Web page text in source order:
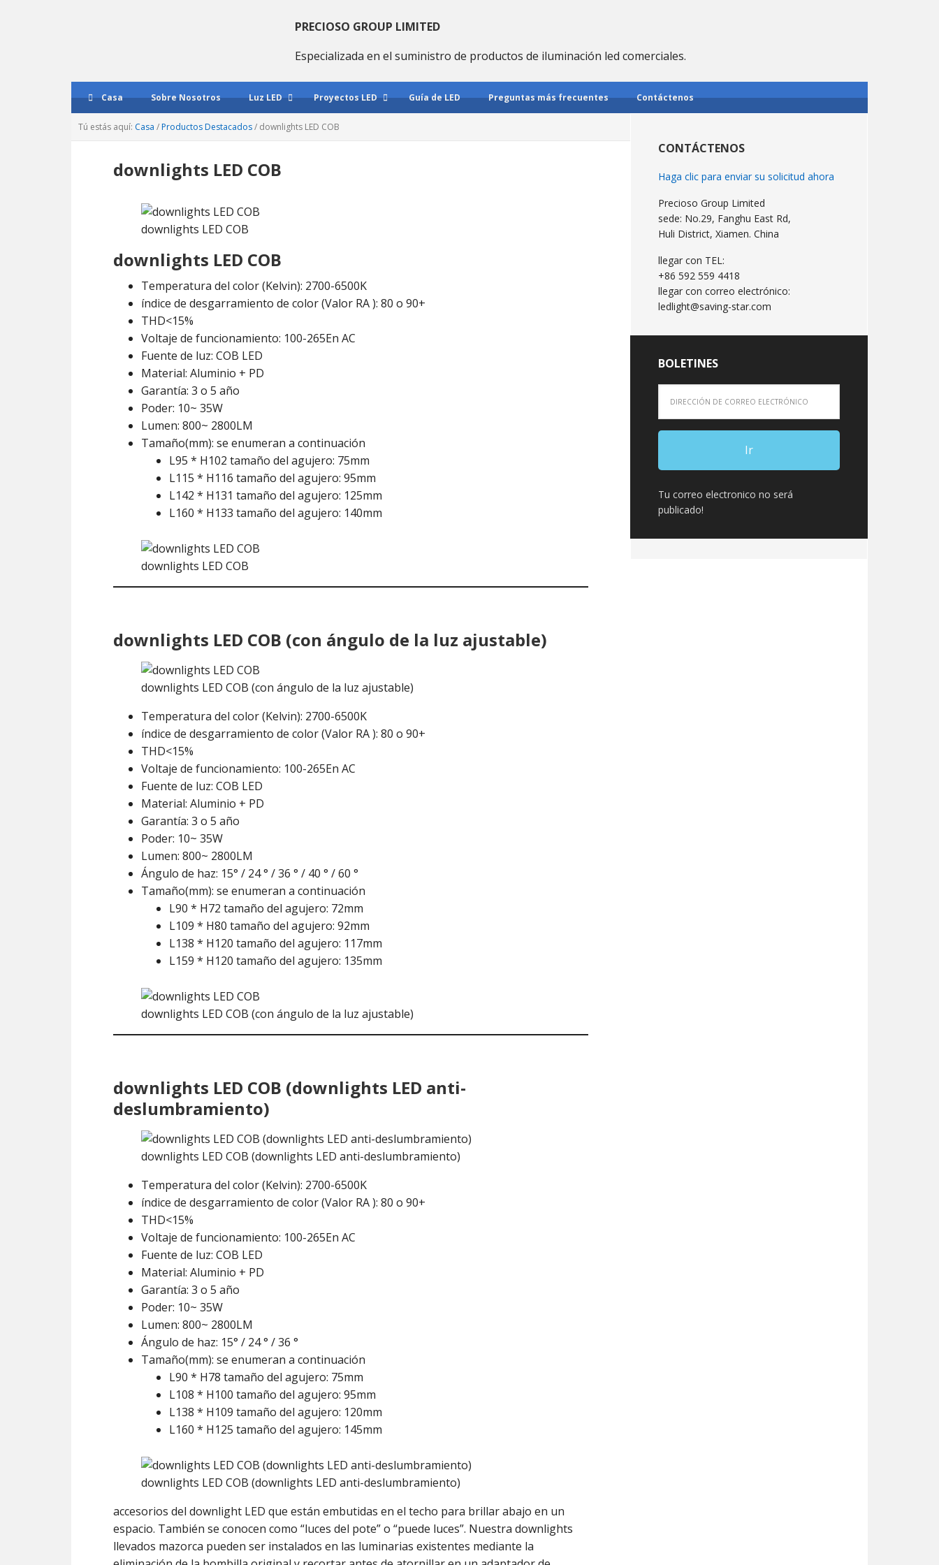
principal
lateral
primaria
PRECIOSO GROUP LIMITED
Especializada en el suministro de productos de iluminación led comerciales.
Casa Sobre Nosotros Luz LED Proyectos LED Guía de LED Preguntas más frecuentes Contáctenos
Tú estás aquí: Casa / Productos Destacados/ downlights LED COB
downlights LED COB
downlights LED COB
downlights LED COB
Temperatura del color (Kelvin): 2700-6500K
índice de desgarramiento de color (Valor RA ): 80 o 90+
THD<15%
Voltaje de funcionamiento: 100-265En AC
Fuente de luz: COB LED
Material: Aluminio + PD
Garantía: 3 o 5 año
Poder: 10~ 35W
Lumen: 800~ 2800LM
Tamaño(mm): se enumeran a continuación
L95 * H102 tamaño del agujero: 75mm
L115 * H116 tamaño del agujero: 95mm
L142 * H131 tamaño del agujero: 125mm
L160 * H133 tamaño del agujero: 140mm
downlights LED COB
downlights LED COB (con ángulo de la luz ajustable)
downlights LED COB (con ángulo de la luz ajustable)
Temperatura del color (Kelvin): 2700-6500K
índice de desgarramiento de color (Valor RA ): 80 o 90+
THD<15%
Voltaje de funcionamiento: 100-265En AC
Fuente de luz: COB LED
Material: Aluminio + PD
Garantía: 3 o 5 año
Poder: 10~ 35W
Lumen: 800~ 2800LM
Ángulo de haz: 15° / 24 ° / 36 ° / 40 ° / 60 °
Tamaño(mm): se enumeran a continuación
L90 * H72 tamaño del agujero: 72mm
L109 * H80 tamaño del agujero: 92mm
L138 * H120 tamaño del agujero: 117mm
L159 * H120 tamaño del agujero: 135mm
downlights LED COB (con ángulo de la luz ajustable)
downlights LED COB (downlights LED anti-
deslumbramiento)
downlights LED COB (downlights LED anti-deslumbramiento)
Temperatura del color (Kelvin): 2700-6500K
índice de desgarramiento de color (Valor RA ): 80 o 90+
THD<15%
Voltaje de funcionamiento: 100-265En AC
Fuente de luz: COB LED
Material: Aluminio + PD
Garantía: 3 o 5 año
Poder: 10~ 35W
Lumen: 800~ 2800LM
Ángulo de haz: 15° / 24 ° / 36 °
Tamaño(mm): se enumeran a continuación
L90 * H78 tamaño del agujero: 75mm
L108 * H100 tamaño del agujero: 95mm
L138 * H109 tamaño del agujero: 120mm
L160 * H125 tamaño del agujero: 145mm
downlights LED COB (downlights LED anti-deslumbramiento)
accesorios del downlight LED que están embutidas en el techo para brillar abajo en un
espacio. También se conocen como “luces del pote” o “puede luces”. Nuestra downlights
llevados mazorca pueden ser instalados en las luminarias existentes mediante la
lateral
primaria
CONTÁCTENOS
Haga clic para enviar su solicitud ahora
Precioso Group Limited
sede: No.29, Fanghu East Rd,
Huli District, Xiamen. China
llegar con TEL:
+86 592 559 4418
llegar con correo electrónico:
ledlight@saving-star.com
BOLETINES
Tu correo electronico no será
publicado!